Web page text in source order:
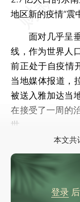
地区新的疫情“震
面对几乎呈垂
线，作为世界人
前正处于自疫情
当地媒体报道，
被送入雅加达当
在接受了一周的
世。
本文共
登录后